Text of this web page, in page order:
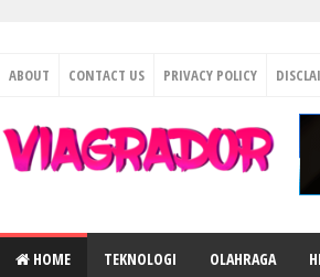
ABOUT CONTACT US PRIVACY POLICY
HOME TEKNOLOGI OLAHRAGA